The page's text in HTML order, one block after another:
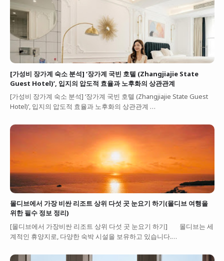
[가성비 장가계 숙소 분석] ‘장가계 국빈 호텔 (Zhangjiajie State
Guest Hotel)’, 입지의 압도적 효율과 노후화의 상관관계
[가성비 장가계 숙소 분석] ‘장가계 국빈 호텔 (Zhangjiajie State Guest
Hotel)’, 입지의 압도적 효율과 노후화의 상관관계 …
몰디브에서 가장 비싼 리조트 상위 다섯 곳 눈요기 하기(몰디브 여행을
위한 필수 정보 정리)
[몰디브에서 가장비싼 리조트 상위 다섯 곳 눈요기 하기] 몰디브는 세
계적인 휴양지로, 다양한 숙박 시설을 보유하고 있습니다.…